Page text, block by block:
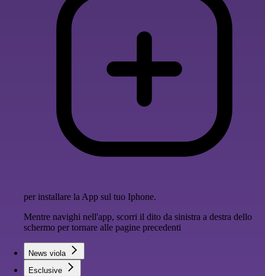
per installare la App sul tuo Iphone.
Mentre navighi nell'app, scorri il dito da sinistra a destra dello
schermo per tornare alle pagine precedenti
News viola
Esclusive